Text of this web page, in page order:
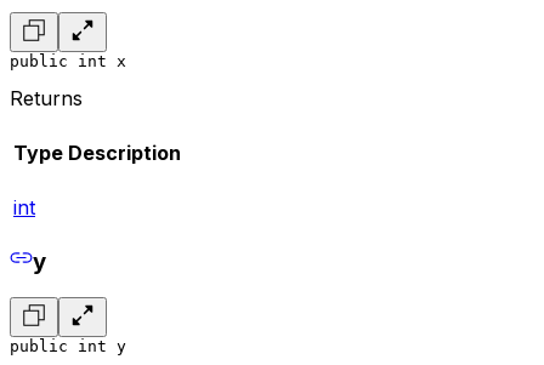
public int x
Returns
Type Description
int
y
public int y